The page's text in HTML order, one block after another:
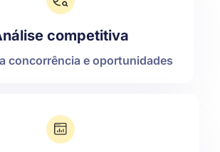
competitiva
concorrência e oportunidades